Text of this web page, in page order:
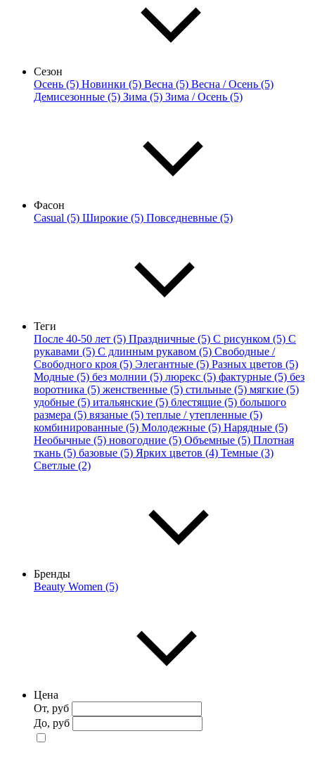
Сезон
Осень (5) Новинки (5) Весна (5) Весна / Осень (5)
Демисезонные (5) Зима (5) Зима / Осень (5)
Фасон
Casual (5) Широкие (5) Повседневные (5)
Теги
После 40-50 лет (5) Праздничные (5) С рисунком (5) С
рукавами (5) С длинным рукавом (5) Свободные /
Свободного кроя (5) Элегантные (5) Разных цветов (5)
Модные (5) без молнии (5) люрекс (5) фактурные (5) без
воротника (5) женственные (5) стильные (5) мягкие (5)
удобные (5) итальянские (5) блестящие (5) большого
размера (5) вязаные (5) теплые / утепленные (5)
комбинированные (5) Молодежные (5) Нарядные (5)
Необычные (5) новогодние (5) Объемные (5) Плотная
ткань (5) базовые (5) Ярких цветов (4) Темные (3)
Светлые (2)
Бренды
Beauty Women (5)
Цена
От, руб
До, руб